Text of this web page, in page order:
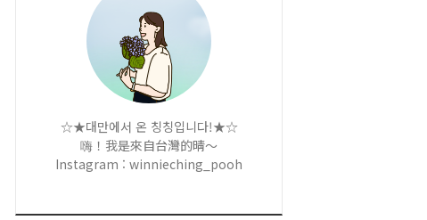
☆★대만에서 온 칭칭입니다!★☆
嗨！我是來自台灣的晴～
Instagram : winnieching_pooh